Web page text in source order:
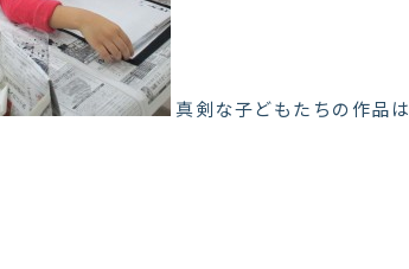
真剣な子どもたちの作品は